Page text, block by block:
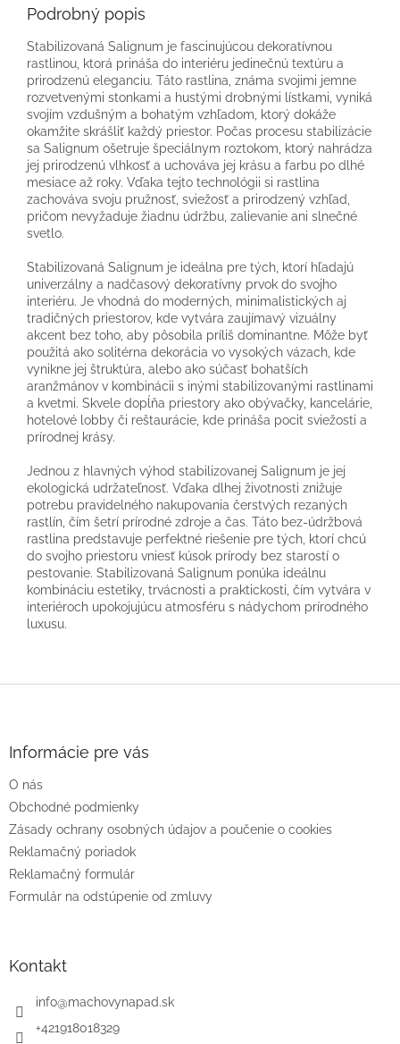
Podrobný popis
Stabilizovaná Salignum je fascinujúcou dekoratívnou
rastlinou, ktorá prináša do interiéru jedinečnú textúru a
prirodzenú eleganciu. Táto rastlina, známa svojimi jemne
rozvetvenými stonkami a hustými drobnými lístkami, vyniká
svojím vzdušným a bohatým vzhľadom, ktorý dokáže
okamžite skrášliť každý priestor. Počas procesu stabilizácie
sa Salignum ošetruje špeciálnym roztokom, ktorý nahrádza
jej prirodzenú vlhkosť a uchováva jej krásu a farbu po dlhé
mesiace až roky. Vďaka tejto technológii si rastlina
zachováva svoju pružnosť, sviežosť a prirodzený vzhľad,
pričom nevyžaduje žiadnu údržbu, zalievanie ani slnečné
svetlo.
Stabilizovaná Salignum je ideálna pre tých, ktorí hľadajú
univerzálny a nadčasový dekoratívny prvok do svojho
interiéru. Je vhodná do moderných, minimalistických aj
tradičných priestorov, kde vytvára zaujímavý vizuálny
akcent bez toho, aby pôsobila príliš dominantne. Môže byť
použitá ako solitérna dekorácia vo vysokých vázach, kde
vynikne jej štruktúra, alebo ako súčasť bohatších
aranžmánov v kombinácii s inými stabilizovanými rastlinami
a kvetmi. Skvele dopĺňa priestory ako obývačky, kancelárie,
hotelové lobby či reštaurácie, kde prináša pocit sviežosti a
prírodnej krásy.
Jednou z hlavných výhod stabilizovanej Salignum je jej
ekologická udržateľnosť. Vďaka dlhej životnosti znižuje
potrebu pravidelného nakupovania čerstvých rezaných
rastlín, čím šetrí prírodné zdroje a čas. Táto bez-údržbová
rastlina predstavuje perfektné riešenie pre tých, ktorí chcú
do svojho priestoru vniesť kúsok prírody bez starostí o
pestovanie. Stabilizovaná Salignum ponúka ideálnu
kombináciu estetiky, trvácnosti a praktickosti, čím vytvára v
interiéroch upokojujúcu atmosféru s nádychom prírodného
luxusu.
e
Informácie pre vás
O nás
Obchodné podmienky
Zásady ochrany osobných údajov a poučenie o cookies
Reklamačný poriadok
Reklamačný formulár
Formulár na odstúpenie od zmluvy
Kontakt
info@machovynapad.sk
+421918018329